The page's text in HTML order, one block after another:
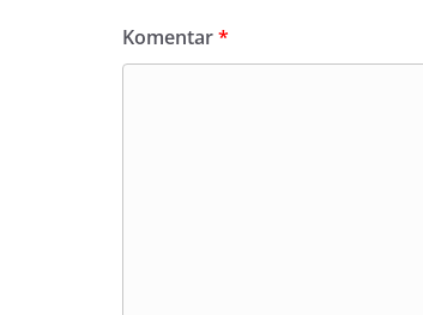
Komentar*